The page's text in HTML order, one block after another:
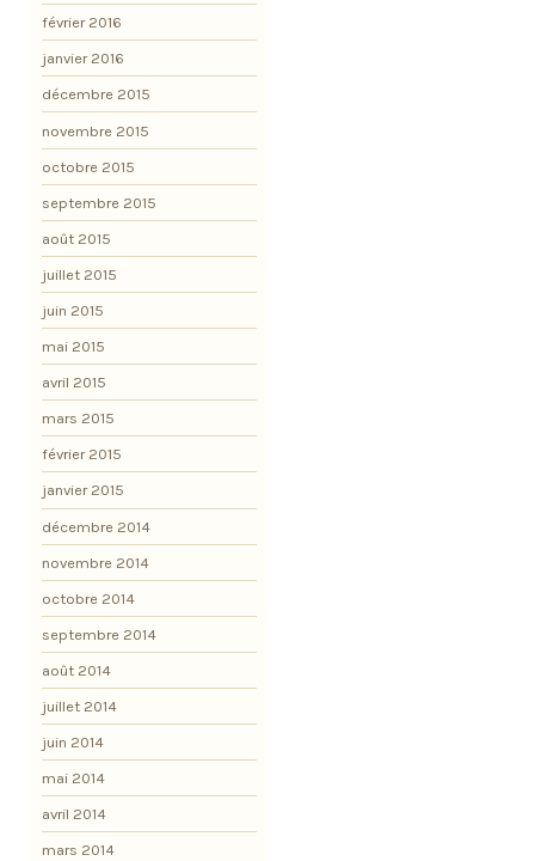
février 2016
janvier 2016
décembre 2015
novembre 2015
octobre 2015
septembre 2015
août 2015
juillet 2015
juin 2015
mai 2015
avril 2015
mars 2015
février 2015
janvier 2015
décembre 2014
novembre 2014
octobre 2014
septembre 2014
août 2014
juillet 2014
juin 2014
mai 2014
avril 2014
mars 2014